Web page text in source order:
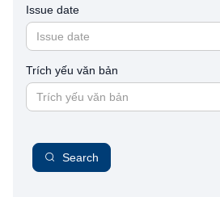
Issue date
Trích yếu văn bản
Search